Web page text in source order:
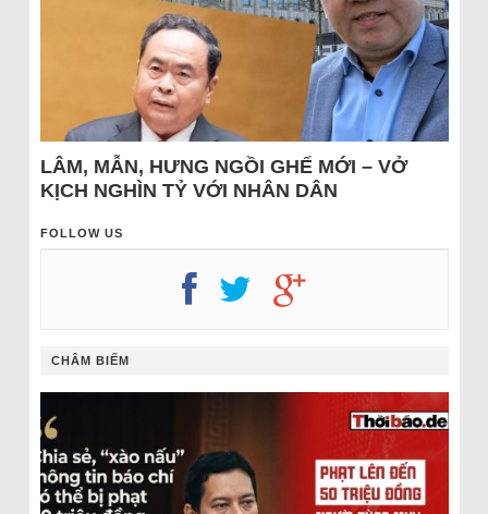
LÂM, MẪN, HƯNG NGỒI GHẾ MỚI – VỞ
KỊCH NGHÌN TỶ VỚI NHÂN DÂN
FOLLOW US
CHÂM BIẾM